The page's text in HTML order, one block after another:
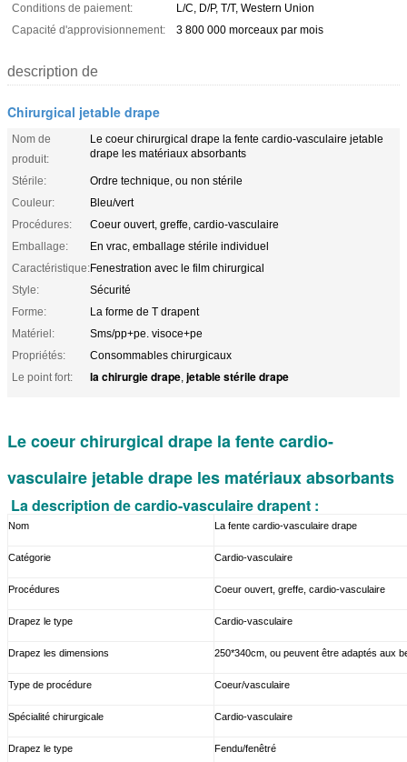
Conditions de paiement:
L/C, D/P, T/T, Western Union
Capacité d'approvisionnement:
3 800 000 morceaux par mois
description de
Chirurgical jetable drape
Nom de
produit:
Le coeur chirurgical drape la fente cardio-vasculaire jetable
drape les matériaux absorbants
Stérile:
Ordre technique, ou non stérile
Couleur:
Bleu/vert
Procédures:
Coeur ouvert, greffe, cardio-vasculaire
Emballage:
En vrac, emballage stérile individuel
Caractéristique:Fenestration avec le film chirurgical
Style:
Sécurité
Forme:
La forme de T drapent
Matériel:
Sms/pp+pe. visoce+pe
Propriétés:
Consommables chirurgicaux
Le point fort:
la chirurgie drape, jetable stérile drape
Le coeur chirurgical drape la fente cardio-
vasculaire jetable drape les matériaux absorbants
La description de cardio-vasculaire drapent :
Nom La fente cardio-vasculaire drape
Catégorie Cardio-vasculaire
Procédures Coeur ouvert, greffe, cardio-vasculaire
Drapez le type Cardio-vasculaire
Drapez les dimensions 250*340cm, ou peuvent être adaptés aux
Type de procédure Coeur/vasculaire
Spécialité chirurgicale Cardio-vasculaire
Drapez le type Fendu/fenêtré